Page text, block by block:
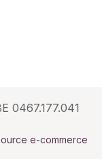
0467.177.041
e-commerce